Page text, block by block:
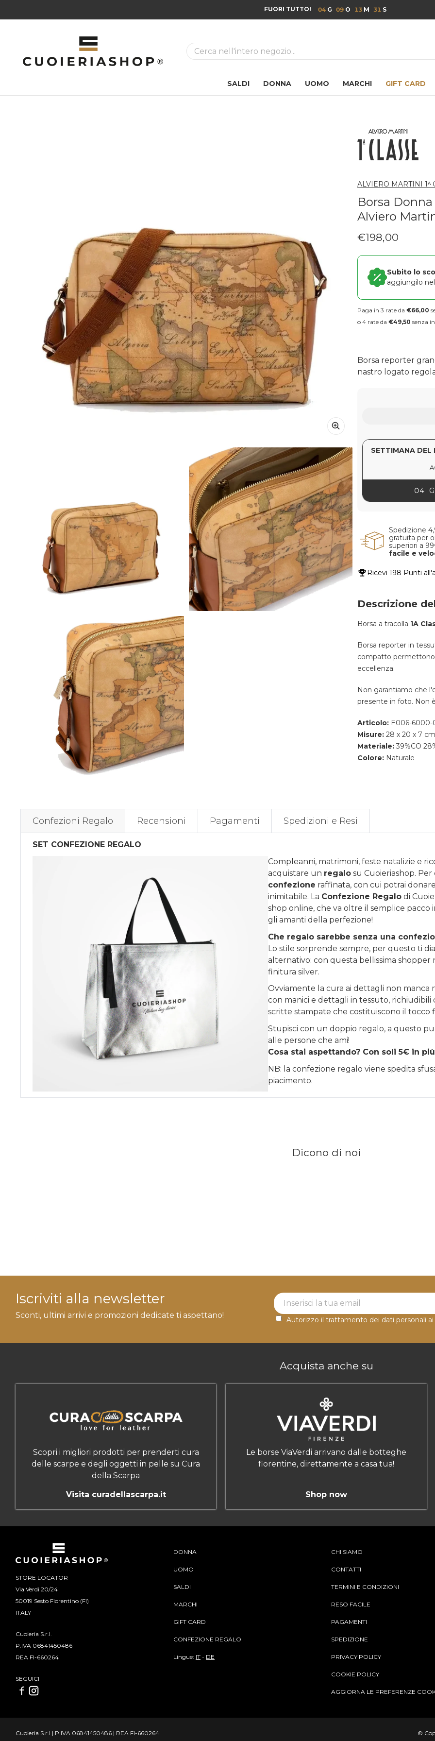
FUORI TUTTO! 04 09 13 30
La ricerca
SALDI DONNA UOMO MARCHI GIFT CARD
ALVIERO MARTINI 1ᴬ
Borsa Donna
Alviero
Prezzo regolare
€198,00
Subito lo
aggiungilo
Paga in 3 rate da €66,00
o 4 rate da €49,50 senza
Borsa reporter
nastro logato
SETTIMANA
04
Spedizione
gratuita per
superiori a
facile e
Ricevi 198 Punti
Descrizione
Borsa a tracolla 1A
Borsa reporter in
compatto permettono
eccellenza.
Non garantiamo che
presente in foto. Non
Articolo: E006-6000-
Misure: 28 x 20 x 7 cm
Materiale: 39%CO
Colore: Naturale
Confezioni Regalo Recensioni Pagamenti Spedizioni e Resi
SET CONFEZIONE REGALO
Compleanni, matrimoni, feste natalizie e
acquistare un regalo su Cuoieriashop.
confezione raffinata, con cui potrai
inimitabile. La Confezione Regalo di
shop online, che va oltre il semplice
gli amanti della perfezione!
Che regalo sarebbe senza una
Lo stile sorprende sempre, per questo ti
alternativo: con questa bellissima
finitura silver.
Ovviamente la cura ai dettagli non manca
con manici e dettagli in tessuto,
scritte stampate che costituiscono il tocco
Stupisci con un doppio regalo, a questo
alle persone che ami!
Cosa stai aspettando? Con soli 5€ in
NB: la confezione regalo viene spedita
piacimento.
Dicono di noi
Iscriviti alla newsletter
Sconti, ultimi arrivi e promozioni dedicate ti aspettano!
Newsletter Label
Autorizzo il trattamento dei dati personali ai
Acquista anche su
Scopri i migliori prodotti per prenderti cura
delle scarpe e degli oggetti in pelle su Cura
della Scarpa
Visita curadellascarpa.it
Le borse ViaVerdi arrivano dalle botteghe
fiorentine, direttamente a casa tua!
Shop now
STORE LOCATOR
Via Verdi 20/24
50019 Sesto Fiorentino (FI)
ITALY
Cuoieria S.r.l.
P.IVA 06841450486
REA FI-660264
SEGUICI
DONNA
UOMO
SALDI
MARCHI
GIFT CARD
CONFEZIONE REGALO
Lingue: IT - DE
CHI SIAMO
CONTATTI
TERMINI E CONDIZIONI
RESO FACILE
PAGAMENTI
SPEDIZIONE
PRIVACY POLICY
COOKIE POLICY
AGGIORNA LE PREFERENZE
Cuoieria S.r.l | P.IVA 06841450486 | REA FI-660264 ©